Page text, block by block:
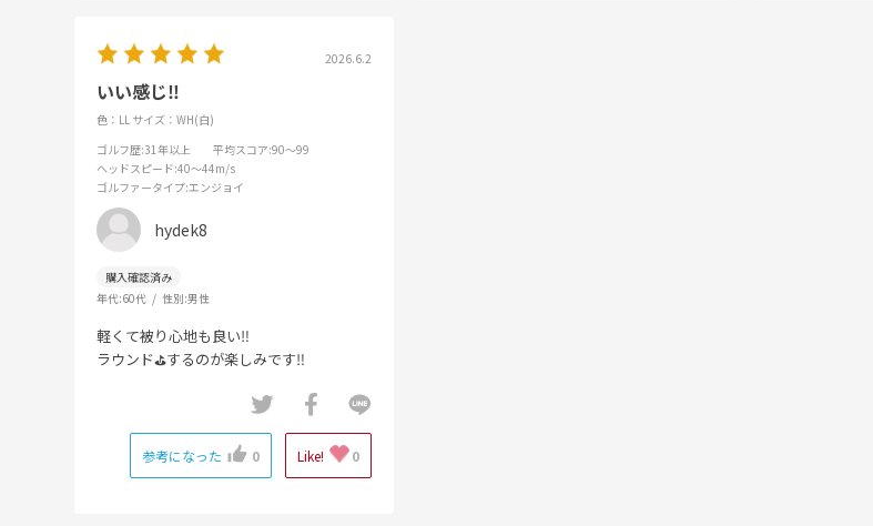
2026.6.2
いい感じ‼️
色：LL サイズ：WH(白)
ゴルフ歴:31年以上 平均スコア:90～99
ヘッドスピード:40～44m/s
ゴルファータイプ:エンジョイ
hydek8
年代:60代 性別:男性
軽くて被り心地も良い‼️
ラウンド⛳️するのが楽しみです‼️
参考になった 0 Like! 0